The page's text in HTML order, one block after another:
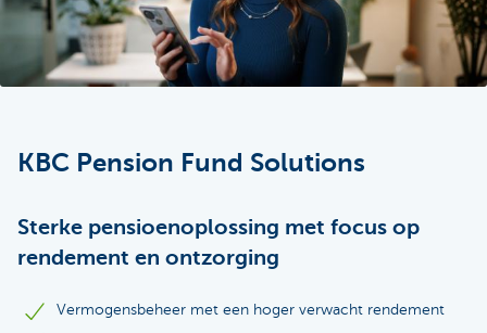
KBC Pension Fund Solutions
Sterke pensioenoplossing met focus op
rendement en ontzorging
Vermogensbeheer met een hoger verwacht rendement